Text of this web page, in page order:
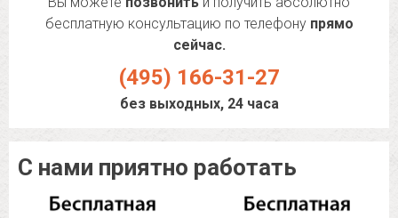
бесплатную консультацию по телефону прямо
сейчас.
(495) 166-31-27
без выходных, 24 часа
С нами приятно работать